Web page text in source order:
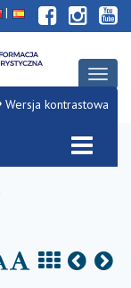
menu
Wersja kontrastowa